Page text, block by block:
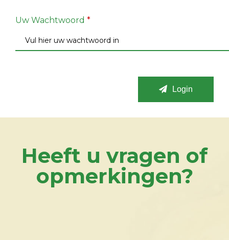
Uw Wachtwoord *
Login
Heeft u vragen of
opmerkingen?